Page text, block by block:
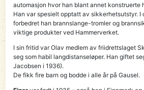
automasjon hvor han blant annet konstruerte
Han var spesielt opptatt av sikkerhetsutstyr. I
forbedret han brannslange-tromler og
viktige produkter ved Hammerverket.
I sin fritid var Olav medlem av friidrettslaget
seg som habil langdistanseløper. Han giftet
Jacobsen i 1936).
De fikk fire barn og bodde i alle år på Gausel.